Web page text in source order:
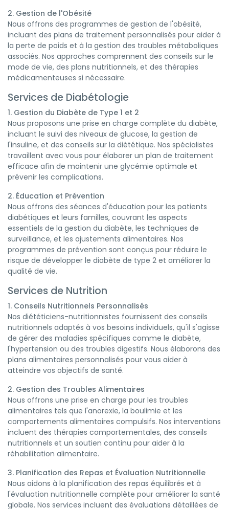
2. Gestion de l'Obésité
Nous offrons des programmes de gestion de l'obésité,
incluant des plans de traitement personnalisés pour aider à
la perte de poids et à la gestion des troubles métaboliques
associés. Nos approches comprennent des conseils sur le
mode de vie, des plans nutritionnels, et des thérapies
médicamenteuses si nécessaire.
Services de Diabétologie
1. Gestion du Diabète de Type 1 et 2
Nous proposons une prise en charge complète du diabète,
incluant le suivi des niveaux de glucose, la gestion de
l'insuline, et des conseils sur la diététique. Nos spécialistes
travaillent avec vous pour élaborer un plan de traitement
efficace afin de maintenir une glycémie optimale et
prévenir les complications.
2. Éducation et Prévention
Nous offrons des séances d'éducation pour les patients
diabétiques et leurs familles, couvrant les aspects
essentiels de la gestion du diabète, les techniques de
surveillance, et les ajustements alimentaires. Nos
programmes de prévention sont conçus pour réduire le
risque de développer le diabète de type 2 et améliorer la
qualité de vie.
Services de Nutrition
1. Conseils Nutritionnels Personnalisés
Nos diététiciens-nutritionnistes fournissent des conseils
nutritionnels adaptés à vos besoins individuels, qu'il s'agisse
de gérer des maladies spécifiques comme le diabète,
l'hypertension ou des troubles digestifs. Nous élaborons des
plans alimentaires personnalisés pour vous aider à
atteindre vos objectifs de santé.
2. Gestion des Troubles Alimentaires
Nous offrons une prise en charge pour les troubles
alimentaires tels que l'anorexie, la boulimie et les
comportements alimentaires compulsifs. Nos interventions
incluent des thérapies comportementales, des conseils
nutritionnels et un soutien continu pour aider à la
réhabilitation alimentaire.
3. Planification des Repas et Évaluation Nutritionnelle
Nous aidons à la planification des repas équilibrés et à
l'évaluation nutritionnelle complète pour améliorer la santé
globale. Nos services incluent des évaluations détaillées de